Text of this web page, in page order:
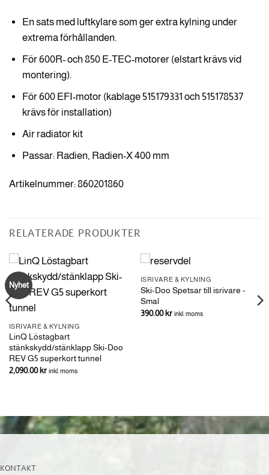
En sats med luftkylare som ger extra kylning under
extrema förhållanden.
För 600R- och 850 E-TEC-motorer (elstart krävs vid
montering).
För 600 EFI-motor (kablage 515179331 och 515178537
krävs för installation)
Air radiator kit
Passar: Radien, Radien-X 400 mm
Artikelnummer: 860201860
RELATERADE PRODUKTER
Nyhet
ISRIVARE & KYLNING
LinQ Löstagbart
stänkskydd/stänklapp Ski-Doo
REV G5 superkort tunnel
2,090.00kr inkl. moms
ISRIVARE & KYLNING
Ski-Doo Spetsar till isrivare -
Smal
390.00kr inkl. moms
KONTAKT